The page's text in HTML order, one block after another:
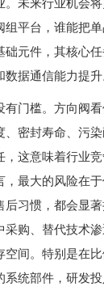
平台，谁能把
础元件，其核心
据通信能力提升
门槛。方向阀
、密封寿命、污
这意味着行业
最大的风险在
后习惯，都会显
购、替代技术
间。特别是在
统部件，研发